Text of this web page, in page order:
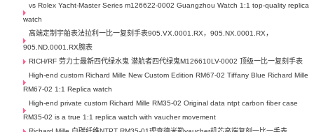
vs Rolex Yacht-Master Series m126622-0002 Guangzhou Watch 1:1 top-quality replica
watch
高端定制宇舶表法拉利一比一复刻手表905.VX.0001.RX，905.NX.0001.RX，
905.ND.0001.RX腕表
RICH/RF 劳力士最新四代绿水鬼 潜航者四代绿鬼M126610LV-0002 顶级一比一复刻手表
High-end custom Richard Mille New Custom Edition RM67-02 Tiffany Blue Richard Mille
RM67-02 1:1 Replica watch
High-end private custom Richard Mille RM35-02 Original data ntpt carbon fiber case
RM35-02 is a true 1:1 replica watch with vaucher movement